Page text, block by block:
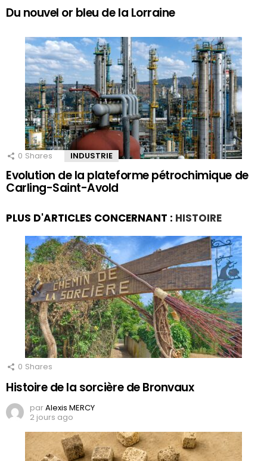
Du nouvel or bleu de la Lorraine
0 Shares INDUSTRIE
Evolution de la plateforme pétrochimique de
Carling-Saint-Avold
PLUS D'ARTICLES CONCERNANT : HISTOIRE
0 Shares
Histoire de la sorcière de Bronvaux
parAlexis MERCY
2 jours ago